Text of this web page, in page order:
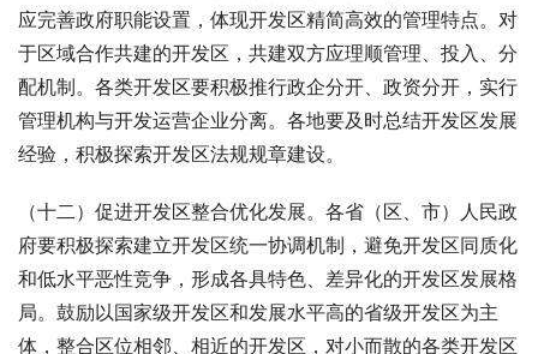
应完善政府职能设置，体现开发区精简高效的管理特点。对
于区域合作共建的开发区，共建双方应理顺管理、投入、分
配机制。各类开发区要积极推行政企分开、政资分开，实行
管理机构与开发运营企业分离。各地要及时总结开发区发展
经验，积极探索开发区法规规章建设。
（十二）促进开发区整合优化发展。各省（区、市）人民政
府要积极探索建立开发区统一协调机制，避免开发区同质化
和低水平恶性竞争，形成各具特色、差异化的开发区发展格
局。鼓励以国家级开发区和发展水平高的省级开发区为主
体，整合区位相邻、相近的开发区，对小而散的各类开发区